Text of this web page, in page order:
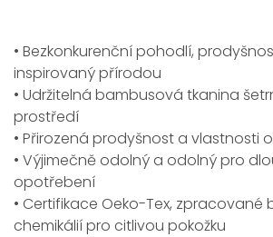
• Bezkonkurenční pohodlí,
inspirovaný přírodou
• Udržitelná bambusová tkanina
prostředí
• Přirozená prodyšnost a vlastnosti
• Výjimečně odolný a odolný pro
opotřebení
• Certifikace Oeko-Tex, zpracované
chemikálií pro citlivou pokožku